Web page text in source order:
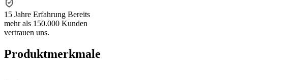
15 Jahre Erfahrung Bereits
mehr als 150.000 Kunden
vertrauen uns.
Produktmerkmale